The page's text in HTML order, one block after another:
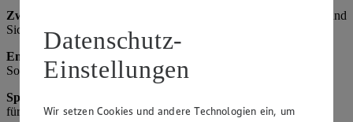
Zweck:
Effiziente Betriebsführung, Verbesserung des Angebots und
Sicherstellung der Verfügbarkeit von Waren.
Empfänger:
Software (z. B. ERP-Systeme als Auftragsverarbeiter).
Speicherdauer
für Analysen, danach Anonymisierung oder Löschung.
Datenschutz-
Einstellungen
Wir setzen Cookies und andere Technologien ein, um